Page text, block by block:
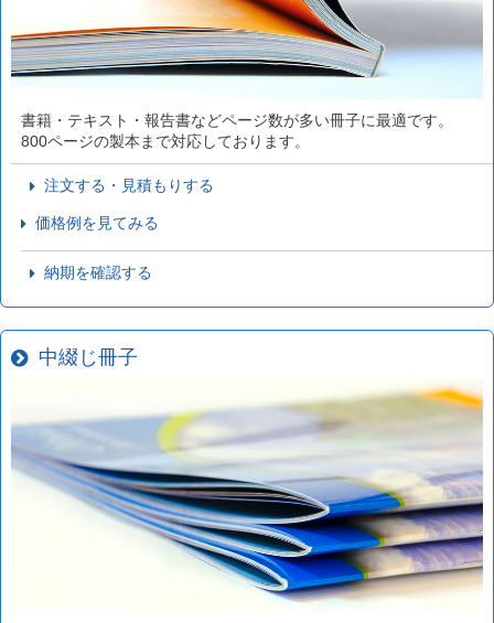
書籍・テキスト・報告書などページ数が多い冊子に最適です。
800ページの製本まで対応しております。
注文する・見積もりする
価格例を見てみる
納期を確認する
中綴じ冊子